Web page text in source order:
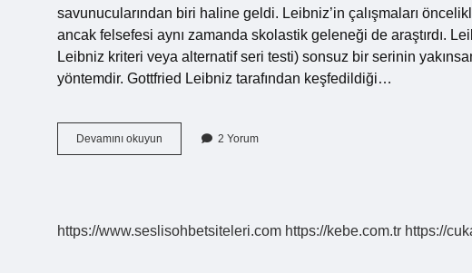
savunucularından biri haline geldi. Leibniz’in çalışmaları
ancak felsefesi aynı zamanda skolastik geleneği de araştırdı.
Leibniz kriteri veya alternatif seri testi) sonsuz bir serinin
yöntemdir. Gottfried Leibniz tarafından keşfedildiği…
Devamını okuyun
Neyi
2 Yorum
https://www.seslisohbetsiteleri.com https://kebe.com.tr https://